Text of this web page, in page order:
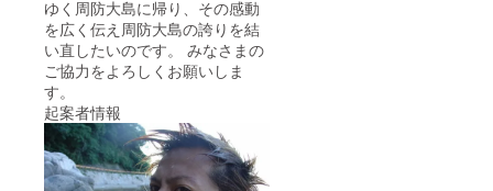
ゆく周防大島に帰り、その感動
を広く伝え周防大島の誇りを結
い直したいのです。 みなさまの
ご協力をよろしくお願いしま
す。
起案者情報